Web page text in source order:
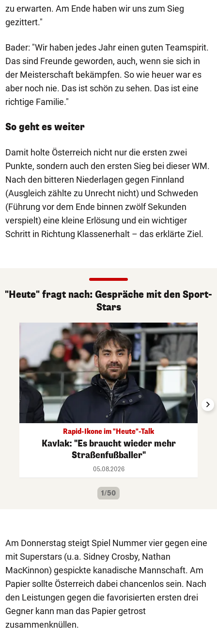
zu erwarten. Am Ende haben wir uns zum Sieg
gezittert."
Bader: "Wir haben jedes Jahr einen guten Teamspirit.
Das sind Freunde geworden, auch, wenn sie sich in
der Meisterschaft bekämpfen. So wie heuer war es
aber noch nie. Das ist schön zu sehen. Das ist eine
richtige Familie."
So geht es weiter
Damit holte Österreich nicht nur die ersten zwei
Punkte, sondern auch den ersten Sieg bei dieser WM.
Nach den bitteren Niederlagen gegen Finnland
(Ausgleich zählte zu Unrecht nicht) und Schweden
(Führung vor dem Ende binnen zwölf Sekunden
verspielt) eine kleine Erlösung und ein wichtiger
Schritt in Richtung Klassenerhalt – das erklärte Ziel.
"Heute" fragt nach: Gespräche mit den Sport-
Stars
Rapid-Ikone im "Heute"-Talk
Kavlak: "Es braucht wieder mehr
Straßenfußballer"
05.08.2026
1/50
Am Donnerstag steigt Spiel Nummer vier gegen eine
mit Superstars (u.a. Sidney Crosby, Nathan
MacKinnon) gespickte kanadische Mannschaft. Am
Papier sollte Österreich dabei chancenlos sein. Nach
den Leistungen gegen die favorisierten ersten drei
Gegner kann man das Papier getrost
zusammenknüllen.